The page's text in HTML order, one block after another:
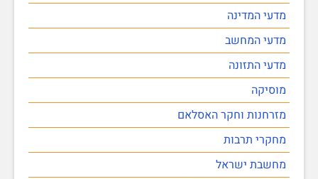
מדעי המדינה
מדעי המחשב
מדעי התזונה
מוסיקה
מזרחנות וחקר האסלאם
מחקרי תרבות
מחשבת ישראל